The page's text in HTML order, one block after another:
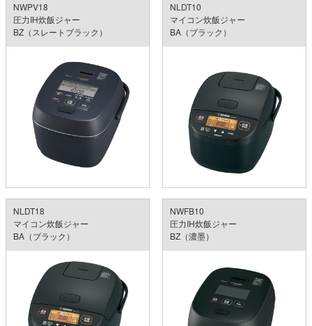
NWPV18
圧力IH炊飯ジャー
BZ（スレートブラック）
NLDT10
マイコン炊飯ジャー
BA（ブラック）
NLDT18
マイコン炊飯ジャー
BA（ブラック）
NWFB10
圧力IH炊飯ジャー
BZ（濃墨）